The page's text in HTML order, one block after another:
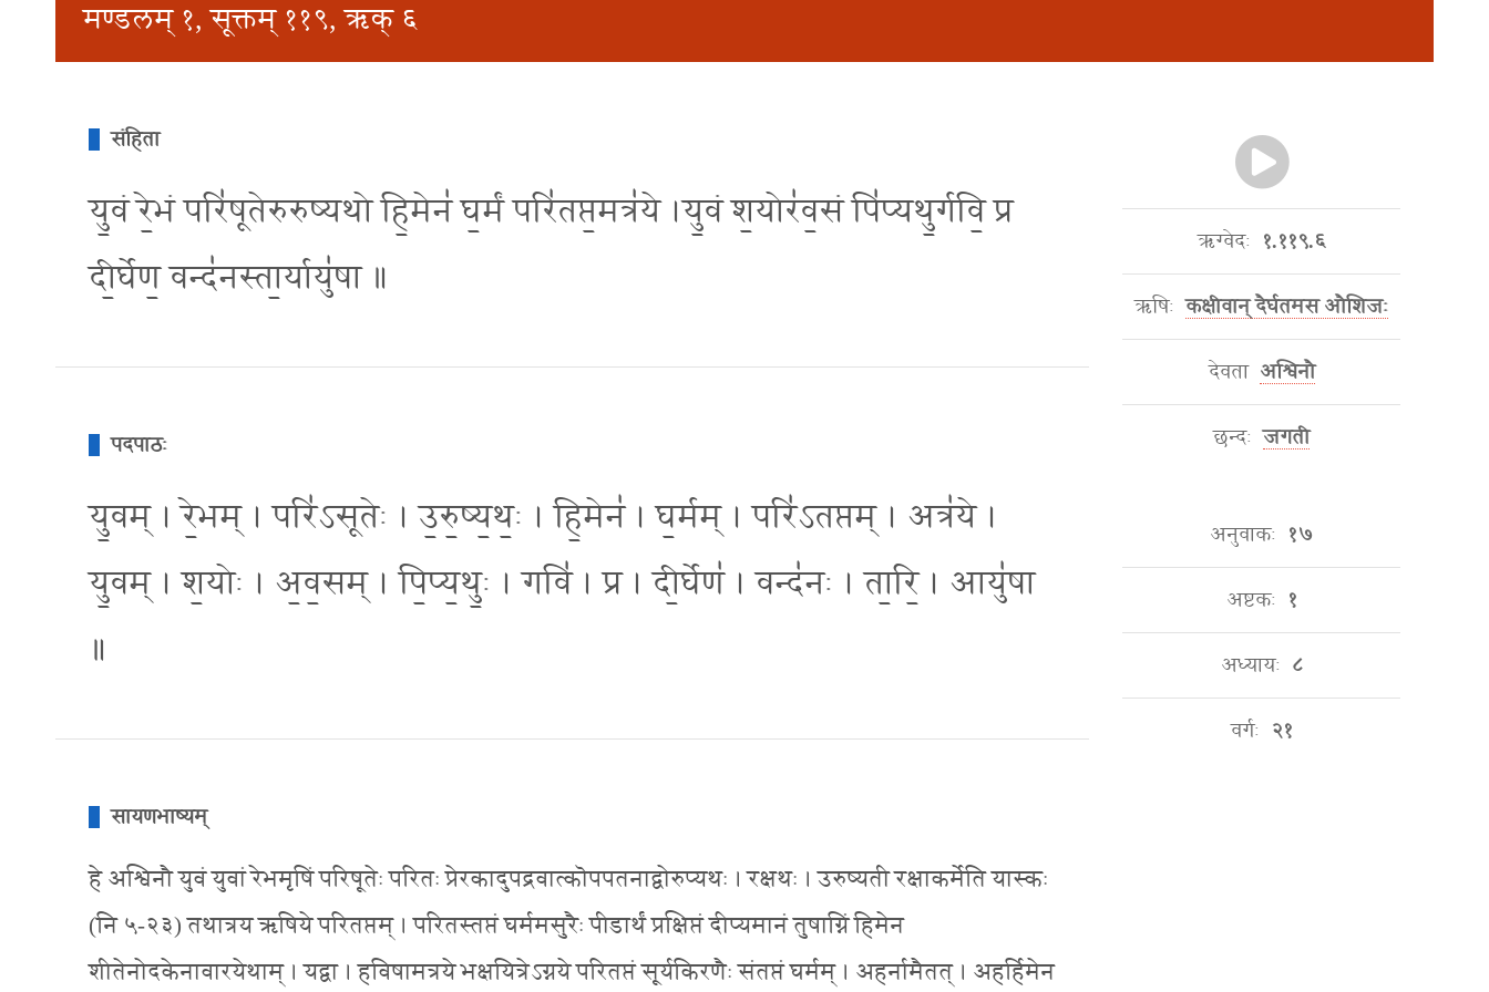
मण्डलम् १, सूक्तम् ११९, ऋक् ६
संहिता
यु॒वं रे॒भं परि॑षूतेरुरुष्यथो हि॒मेन॑ घ॒र्मं परि॑तप्त॒मत्र॑ये ।यु॒वं श॒योर॑व॒सं पि॑प्यथु॒र्गवि॒ प्र
दी॒र्घेण॒ वन्द॑नस्ता॒र्यायु॑षा ॥
पदपाठः
यु॒वम् । रे॒भम् । परि॑ऽसूतेः । उ॒रु॒ष्य॒थः॒ । हि॒मेन॑ । घ॒र्मम् । परि॑ऽतप्तम् । अत्र॑ये ।
यु॒वम् । श॒योः । अ॒व॒सम् । पि॒प्य॒थुः॒ । गवि॑ । प्र । दी॒र्घेण॑ । वन्द॑नः । ता॒रि॒ । आयु॑षा
॥
सायणभाष्यम्
हे अश्विनौ युवं युवां रेभमृषिं परिषूतेः परितः प्रेरकादुपद्रवात्कॊपपतनाद्वोरुप्यथः । रक्षथः । उरुष्यती रक्षाकर्मेति यास्कः
(नि ५-२३) तथात्रय ऋषिये परितप्तम् । परितस्तप्तं घर्ममसुरैः पीडार्थं प्रक्षिप्तं दीप्यमानं तुषाग्निं हिमेन
शीतेनोदकेनावारयेथाम् । यद्वा । हविषामत्रये भक्षयित्रेऽग्नये परितप्तं सूर्यकिरणैः संतप्तं घर्मम् । अहर्नामैतत् । अहर्हिमेन
ऋग्वेदः १.११९.६
ऋषिः कक्षीवान् दैर्घतमस औशिजः
देवता अश्विनौ
छन्दः जगती
अनुवाकः १७
अष्टकः १
अध्यायः ८
वर्गः २१